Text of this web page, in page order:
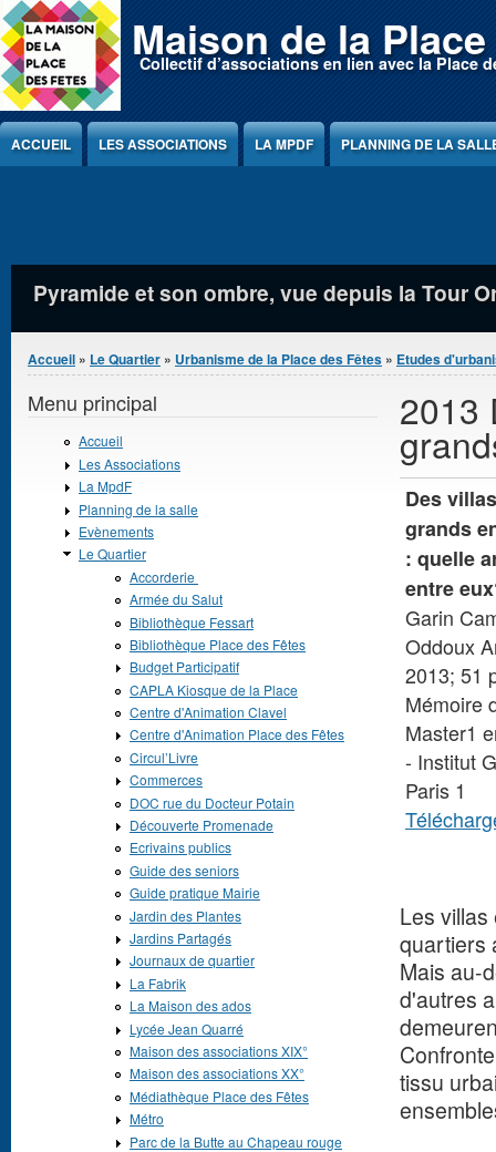
Jump to Content Maison de la
Collectif d’associations en lien avec la Place
ACCUEIL LES ASSOCIATIONS LA MPDF PLANNING DE LA
Jeux sur la Place des Fêtes
Vous êtes ici
Accueil » Le Quartier » Urbanisme de la Place des Fêtes » Etudes
2013
Des
grands
: quelle
entre
Garin
Oddoux
2013; 51
Mémoire
Master1
- Institut
Paris 1
Les
quartiers
Mais au-
d'autres
tissu
Menu principal
Accueil
Les Associations
La MpdF
Planning de la salle
Evènements
Le Quartier
Accorderie
Armée du Salut
Bibliothèque Fessart
Bibliothèque Place des Fêtes
Budget Participatif
CAPLA Kiosque de la Place
Centre d'Animation Clavel
Centre d'Animation Place des Fêtes
Circul’Livre
Commerces
DOC rue du Docteur Potain
Découverte Promenade
Ecrivains publics
Guide des seniors
Guide pratique Mairie
Jardin des Plantes
Jardins Partagés
Journaux de quartier
La Fabrik
La Maison des ados
Lycée Jean Quarré
Maison des associations XIX°
Maison des associations XX°
Médiathèque Place des Fêtes
Métro
Parc de la Butte au Chapeau rouge